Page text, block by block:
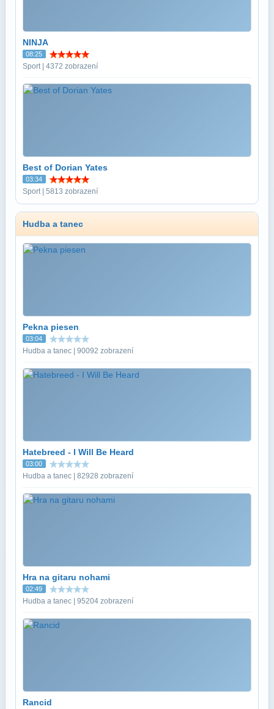
NINJA
08:25
Sport | 4372 zobrazení
Best of Dorian Yates
03:34
Sport | 5813 zobrazení
Hudba a tanec
Pekna piesen
03:04
Hudba a tanec | 90092 zobrazení
Hatebreed - I Will Be Heard
03:00
Hudba a tanec | 82928 zobrazení
Hra na gitaru nohami
02:49
Hudba a tanec | 95204 zobrazení
Rancid